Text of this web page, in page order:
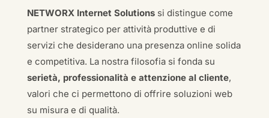
NETWORX Internet Solutionssi distingue come
partner strategico per attività produttive e di
servizi che desiderano una presenza online solida
e competitiva. La nostra filosofia si fonda su
serietà, professionalità e attenzione al cliente,
valori che ci permettono di offrire soluzioni web
su misura e di qualità.